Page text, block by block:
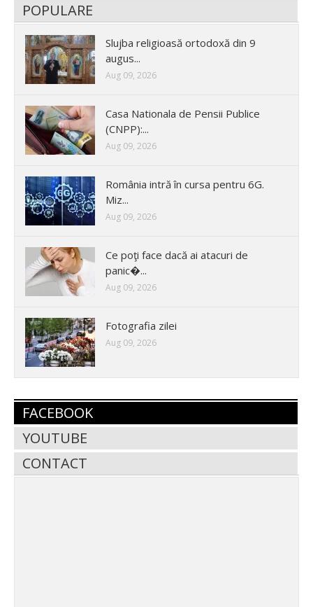
POPULARE
Slujba religioasă ortodoxă din 9
augus...
Aug 09, 2026
Casa Nationala de Pensii Publice
(CNPP):...
Aug 09, 2026
România intră în cursa pentru 6G.
Miz...
Aug 09, 2026
Ce poţi face dacă ai atacuri de
panic�...
Aug 09, 2026
Fotografia zilei
Aug 09, 2026
FACEBOOK
YOUTUBE
CONTACT